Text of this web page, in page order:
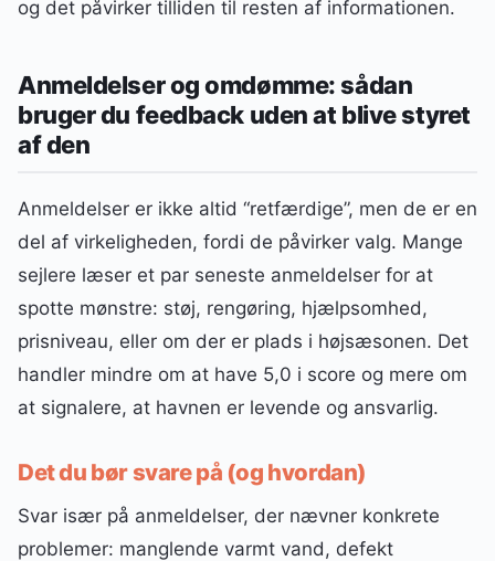
og det påvirker tilliden til resten af informationen.
Anmeldelser og omdømme: sådan
bruger du feedback uden at blive styret
af den
Anmeldelser er ikke altid “retfærdige”, men de er en
del af virkeligheden, fordi de påvirker valg. Mange
sejlere læser et par seneste anmeldelser for at
spotte mønstre: støj, rengøring, hjælpsomhed,
prisniveau, eller om der er plads i højsæsonen. Det
handler mindre om at have 5,0 i score og mere om
at signalere, at havnen er levende og ansvarlig.
Det du bør svare på (og hvordan)
Svar især på anmeldelser, der nævner konkrete
problemer: manglende varmt vand, defekt